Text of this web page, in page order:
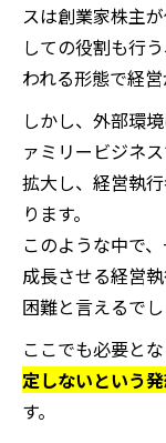
スは創業家株主
しての役割も行
われる形態で経営
しかし、外部環
ァミリービジネ
拡大し、経営執
ります。
このような中で
成長させる経営
困難と言えるでし
ここでも必要とな
定しないという
す。